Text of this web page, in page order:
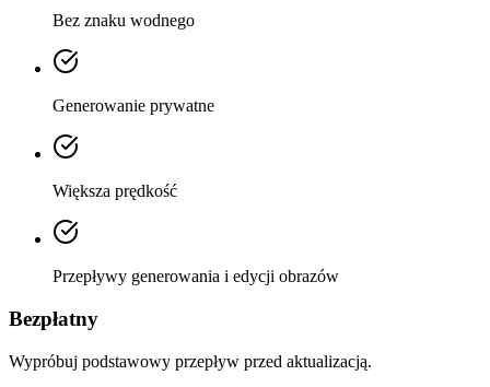
Bez znaku wodnego
Generowanie prywatne
Większa prędkość
Przepływy generowania i edycji obrazów
Bezpłatny
Wypróbuj podstawowy przepływ przed aktualizacją.